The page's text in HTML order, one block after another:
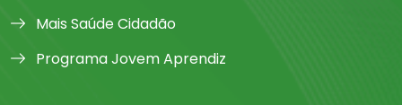
Mais Saúde Cidadão
Programa Jovem Aprendiz